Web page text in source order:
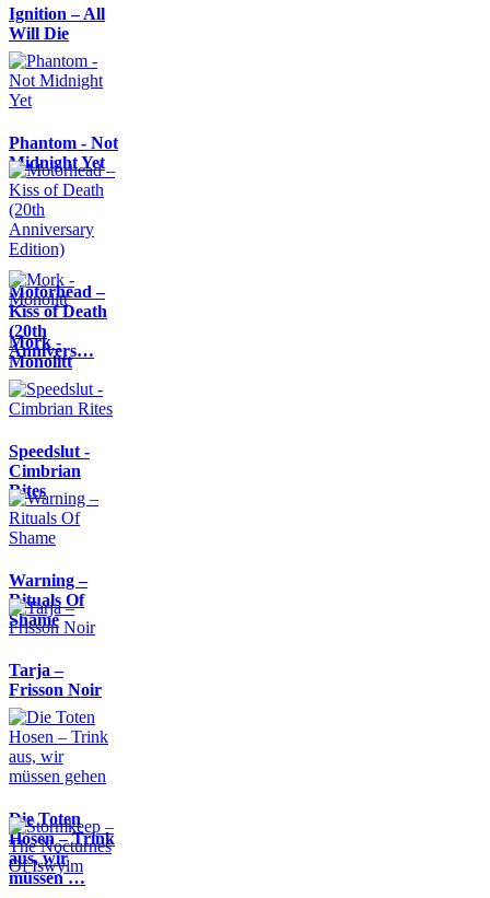
Ignition – All
Will Die
Phantom - Not
Midnight Yet
Motörhead –
Kiss of Death
(20th
Annivers…
Mork -
Monolitt
Speedslut -
Cimbrian
Rites
Warning –
Rituals Of
Shame
Tarja –
Frisson Noir
Die Toten
Hosen – Trink
aus, wir
müssen …